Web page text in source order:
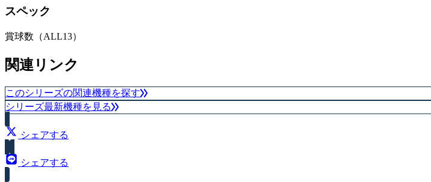
スペック
賞球数（ALL13）
関連リンク
このシリーズの関連機種を探す
シリーズ最新機種を見る
シェアする
シェアする